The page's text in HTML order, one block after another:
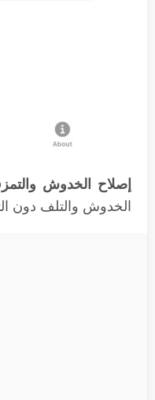
إصلاح الخدوش
الخدوش والتلف دون